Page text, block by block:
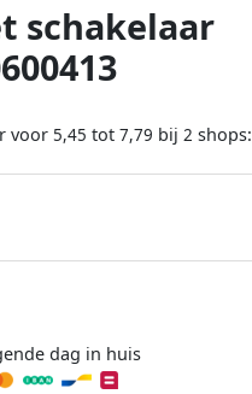
schakelaar
voor 5,45 tot 7,79 bij 2 shops:
dag in huis